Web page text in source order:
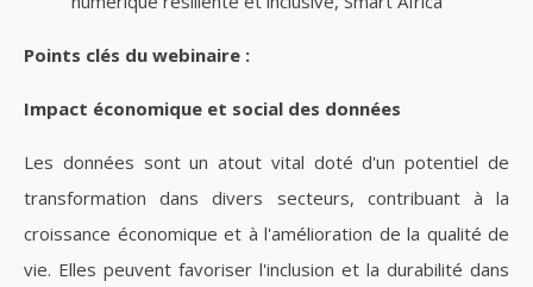
Points clés du webinaire :
Impact économique et social des données
Les données sont un atout vital doté d'un potentiel de
transformation dans divers secteurs, contribuant à la
croissance économique et à l'amélioration de la qualité de
vie. Elles peuvent favoriser l'inclusion et la durabilité dans